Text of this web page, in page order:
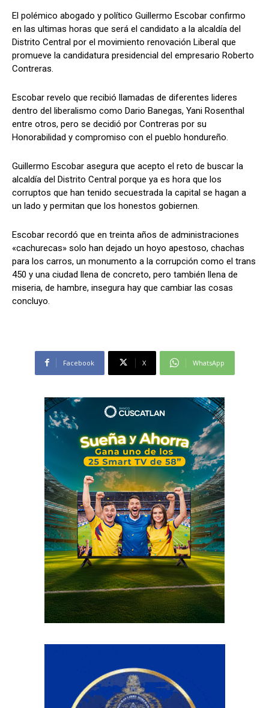
Comparta
Facebook WhatsApp
Síganos
Comparta
Facebook WhatsApp
Síganos
El polémico abogado y político Guillermo Escobar confirmo
en las ultimas horas que será el candidato a la alcaldía del
Distrito Central por el movimiento renovación Liberal que
promueve la candidatura presidencial del empresario Roberto
Contreras.
Escobar revelo que recibió llamadas de diferentes lideres
dentro del liberalismo como Dario Banegas, Yani Rosenthal
entre otros, pero se decidió por Contreras por su
Honorabilidad y compromiso con el pueblo hondureño.
Guillermo Escobar asegura que acepto el reto de buscar la
alcaldía del Distrito Central porque ya es hora que los
corruptos que han tenido secuestrada la capital se hagan a
un lado y permitan que los honestos gobiernen.
Escobar recordó que en treinta años de administraciones
«cachurecas» solo han dejado un hoyo apestoso, chachas
para los carros, un monumento a la corrupción como el trans
450 y una ciudad llena de concreto, pero también llena de
miseria, de hambre, insegura hay que cambiar las cosas
concluyo.
Facebook X WhatsApp